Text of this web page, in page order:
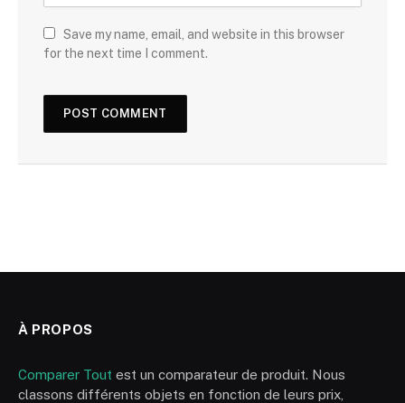
Save my name, email, and website in this browser
for the next time I comment.
À PROPOS
Comparer Tout est un comparateur de produit. Nous
classons différents objets en fonction de leurs prix,